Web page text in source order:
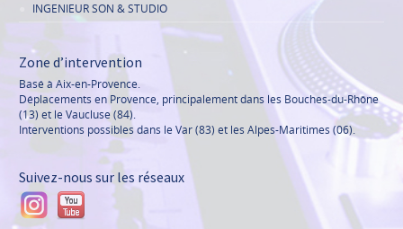
INGENIEUR SON & STUDIO
Zone d’intervention
Basé à Aix-en-Provence.
Déplacements en Provence, principalement dans les Bouches-du-Rhône
(13) et le Vaucluse (84).
Interventions possibles dans le Var (83) et les Alpes-Maritimes (06).
Suivez-nous sur les réseaux